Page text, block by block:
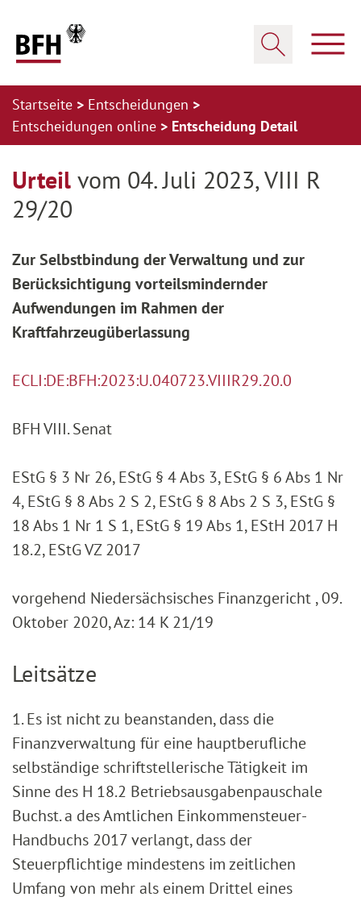
Startseite
Entscheidungen
Entscheidungen online
Entscheidung Detail
Urteil vom 04. Juli 2023, VIII R
29/20
Zur Selbstbindung der Verwaltung und zur
Berücksichtigung vorteilsmindernder
Aufwendungen im Rahmen der
Kraftfahrzeugüberlassung
ECLI:DE:BFH:2023:U.040723.VIIIR29.20.0
BFH VIII. Senat
EStG § 3 Nr 26, EStG § 4 Abs 3, EStG § 6 Abs 1 Nr
4, EStG § 8 Abs 2 S 2, EStG § 8 Abs 2 S 3, EStG §
18 Abs 1 Nr 1 S 1, EStG § 19 Abs 1, EStH 2017 H
18.2, EStG VZ 2017
vorgehend Niedersächsisches Finanzgericht , 09.
Oktober 2020, Az: 14 K 21/19
Leitsätze
1. Es ist nicht zu beanstanden, dass die
Finanzverwaltung für eine hauptberufliche
selbständige schriftstellerische Tätigkeit im
Sinne des H 18.2 Betriebsausgabenpauschale
Buchst. a des Amtlichen Einkommensteuer-
Handbuchs 2017 verlangt, dass der
Steuerpflichtige mindestens im zeitlichen
Umfang von mehr als einem Drittel eines